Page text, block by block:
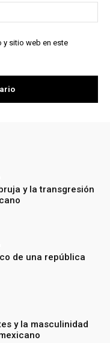
y sitio web en este
y la transgresión
de una república
y la masculinidad